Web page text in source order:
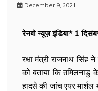
December 9, 2021
रेनबो न्यूज़ इंडिया* 1
रक्षा मंत्री राजनाथ सिंह
को बताया कि तमिलनाडु
हादसे की जांच एयर